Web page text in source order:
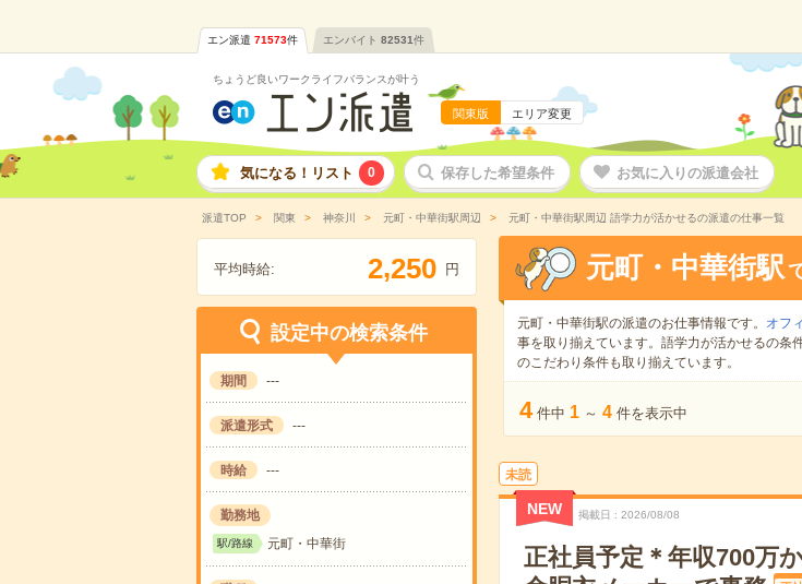
エン派遣 71573件 エンバイト 82531件
ちょうど良いワークライフバランスが叶う
関東版 エリア変更
気になる！リスト 0 保存した希望条件 お気に入りの派遣会社
派遣TOP 関東 神奈川 元町・中華街駅周辺 元町・中華街駅周辺 語学力が活かせるの派遣の仕事一覧
平均時給: 2,250 円
設定中の検索条件
期間 ---
派遣形式 ---
時給 ---
勤務地
駅/路線 元町・中華街
元町・中華街駅
元町・中華街駅の派遣のお仕事情報です。 オフ
事を取り揃えています。語学力が活かせるの条件
のこだわり条件も取り揃えています。
4 件中 1 ～ 4 件を表示中
未読
NEW 掲載日 2026/08/08
正社員予定＊年収700万